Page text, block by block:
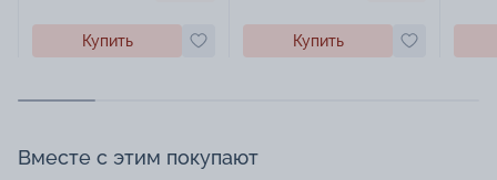
Купить Купить
Вместе с этим покупают